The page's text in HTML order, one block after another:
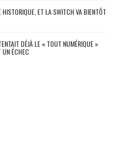
HISTORIQUE, ET LA SWITCH VA BIENTÔT
DÉJÀ LE « TOUT NUMÉRIQUE »
ÉCHEC